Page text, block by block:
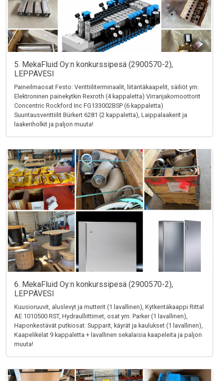
5. MekaFluid Oy:n konkurssipesä (2900570-2),
LEPPÄVESI
Paineilmaosat Festo: Venttiiliterminaalit, liitäntäkaapelit, säiliöt ym.
Elektroninen painekytkin Rexroth (4 kappaletta) Virranjakomoottorit
Concentric Rockford Inc FG133002BSP (6 kappaletta)
Suuntausventtiilit Bürkert 6281 (2 kappaletta), Laippalaakerit ja
laakeriholkit ja paljon muuta!
6. MekaFluid Oy:n konkurssipesä (2900570-2),
LEPPÄVESI
Kuusioruuvit, aluslevyt ja mutterit (1 lavallinen), Kytkentäkaappi Rittal
AE 1010500 RST, Hydraulliittimet, osat ym. Parker (1 lavallinen),
Haponkestävät putkiosat: Supparit, käyrät ja kaulukset (1 lavallinen),
Kaapelikelat 9 kappaletta + lavallinen sekalaisia kaapeleita ja paljon
muuta!